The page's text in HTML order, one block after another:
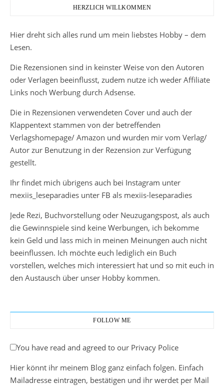
HERZLICH WILLKOMMEN
Hier dreht sich alles rund um mein liebstes Hobby – dem
Lesen.
Die Rezensionen sind in keinster Weise von den Autoren
oder Verlagen beeinflusst, zudem nutze ich weder Affiliate
Links noch Werbung durch Adsense.
Die in Rezensionen verwendeten Cover und auch der
Klappentext stammen von der betreffenden
Verlagshomepage/ Amazon und wurden mir vom Verlag/
Autor zur Benutzung in der Rezension zur Verfügung
gestellt.
Ihr findet mich übrigens auch bei Instagram unter
mexiis_leseparadies unter FB als mexiis-leseparadies
Jede Rezi, Buchvorstellung oder Neuzugangspost, als auch
die Gewinnspiele sind keine Werbungen, ich bekomme
kein Geld und lass mich in meinen Meinungen auch nicht
beeinflussen. Ich möchte euch lediglich ein Buch
vorstellen, welches mich interessiert hat und so mit euch in
den Austausch über unser Hobby kommen.
FOLLOW ME
You have read and agreed to our Privacy Police
Hier könnt ihr meinem Blog ganz einfach folgen. Einfach
Mailadresse eintragen, bestätigen und ihr werdet per Mail